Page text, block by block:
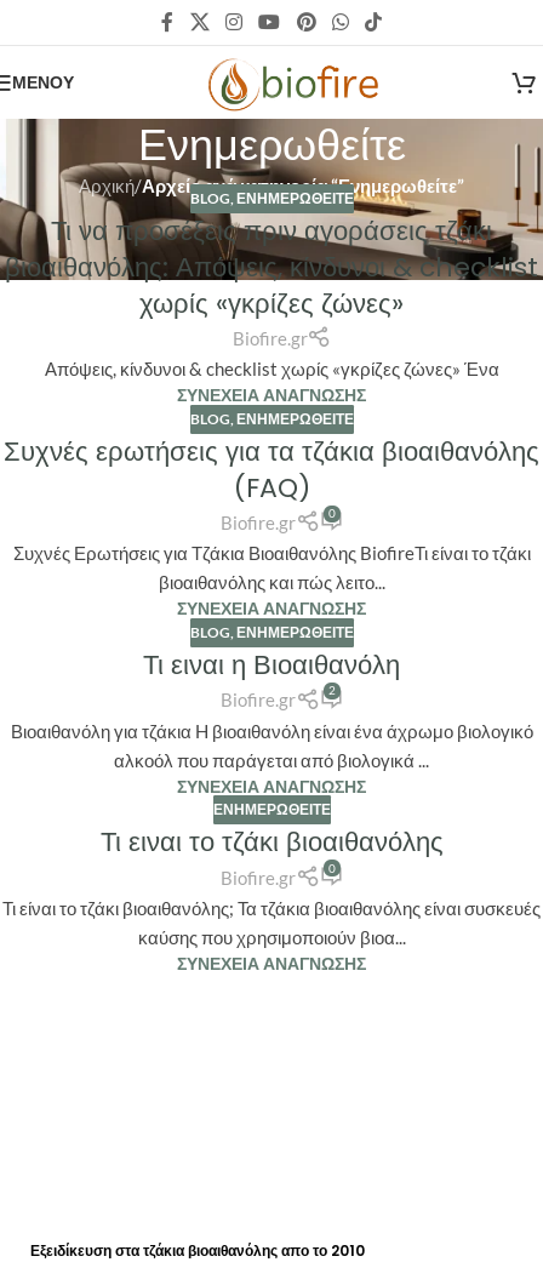
ΜΕΝΟΎ
Ενημερωθείτε
Αρχική/Αρχείο ανά κατηγορία “Ενημερωθείτε”
02
ΣΕΠ
BLOG ΕΝΗΜΕΡΩΘΕΊΤΕ
Τι να προσέξεις πριν αγοράσεις τζάκι
βιοαιθανόλης: Απόψεις, κίνδυνοι & checklist
χωρίς «γκρίζες ζώνες»
Biofire.gr
Απόψεις, κίνδυνοι & checklist χωρίς «γκρίζες ζώνες» Ένα
ΣΥΝΈΧΕΙΑ ΑΝΆΓΝΩΣΗΣ
22
BLOG,ΕΝΗΜΕΡΩΘΕΊΤΕ
Συχνές ερωτήσεις για τα τζάκια βιοαιθανόλης
(FAQ)
Biofire.gr 0
Συχνές Ερωτήσεις για Τζάκια Βιοαιθανόλης BiofireΤι είναι το τζάκι
βιοαιθανόλης και πώς λειτο...
ΣΥΝΈΧΕΙΑ ΑΝΆΓΝΩΣΗΣ
BLOG,ΕΝΗΜΕΡΩΘΕΊΤΕ
Τι ειναι η Βιοαιθανόλη
Biofire.gr 2
Βιοαιθανόλη για τζάκια H βιοαιθανόλη είναι ένα άχρωμο βιολογικό
αλκοόλ που παράγεται από βιολογικά ...
ΣΥΝΈΧΕΙΑ ΑΝΆΓΝΩΣΗΣ
ΕΝΗΜΕΡΩΘΕΊΤΕ
Τι ειναι το τζάκι βιοαιθανόλης
Biofire.gr 0
Τι είναι το τζάκι βιοαιθανόλης; Τα τζάκια βιοαιθανόλης είναι συσκευές
καύσης που χρησιμοποιούν βιοα...
ΣΥΝΈΧΕΙΑ ΑΝΆΓΝΩΣΗΣ
Εξειδίκευση στα τζάκια βιοαιθανόλης απο το 2010